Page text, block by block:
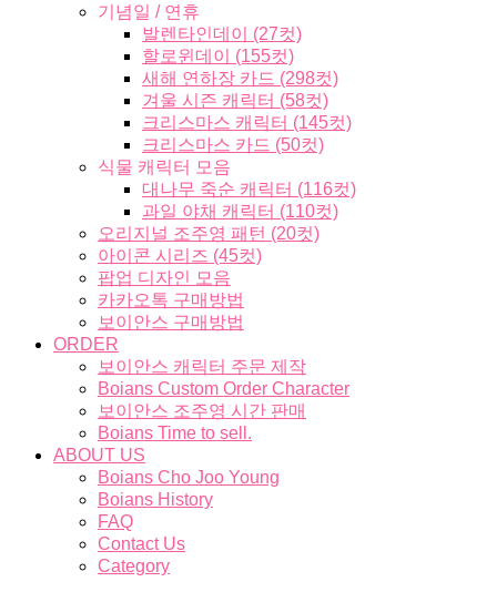
기념일 / 연휴
발렌타인데이 (27컷)
할로윈데이 (155컷)
새해 연하장 카드 (298컷)
겨울 시즌 캐릭터 (58컷)
크리스마스 캐릭터 (145컷)
크리스마스 카드 (50컷)
식물 캐릭터 모음
대나무 죽순 캐릭터 (116컷)
과일 야채 캐릭터 (110컷)
오리지널 조주영 패턴 (20컷)
아이콘 시리즈 (45컷)
팝업 디자인 모음
카카오톡 구매방법
보이안스 구매방법
ORDER
보이안스 캐릭터 주문 제작
Boians Custom Order Character
보이안스 조주영 시간 판매
Boians Time to sell.
ABOUT US
Boians Cho Joo Young
Boians History
FAQ
Contact Us
Category